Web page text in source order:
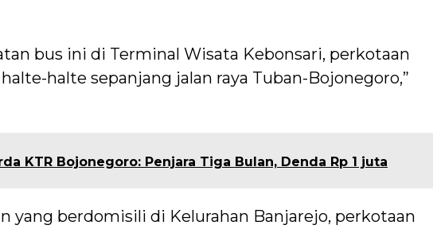
bus ini di Terminal Wisata Kebonsari, perkotaan
halte sepanjang jalan raya Tuban-Bojonegoro,”
KTR Bojonegoro: Penjara Tiga Bulan, Denda Rp 1 juta
yang berdomisili di Kelurahan Banjarejo, perkotaan